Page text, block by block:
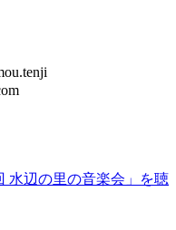
水辺の里の音楽会」を聴